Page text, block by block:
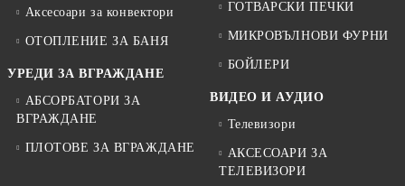
Аксесоари за конвектори
ОТОПЛЕНИЕ ЗА БАНЯ
УРЕДИ ЗА ВГРАЖДАНЕ
АБСОРБАТОРИ ЗА
ВГРАЖДАНЕ
ПЛОТОВЕ ЗА ВГРАЖДАНЕ
ГОТВАРСКИ ПЕЧКИ
МИКРОВЪЛНОВИ ФУРНИ
БОЙЛЕРИ
ВИДЕО И АУДИО
Телевизори
АКСЕСОАРИ ЗА
ТЕЛЕВИЗОРИ